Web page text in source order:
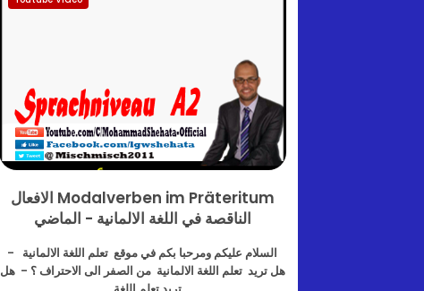
Modalverben im Präteritum الافعال
الناقصة في اللغة الالمانية - الماضي
السلام عليكم ومرحبا بكم في موقع تعلم اللغة الالمانية -
هل تريد تعلم اللغة الالمانية من الصفر الى الاحتراف ؟ - هل